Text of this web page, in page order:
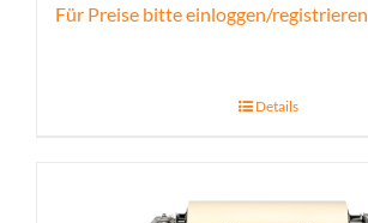
Für Preise bitte einloggen/registrieren
Details